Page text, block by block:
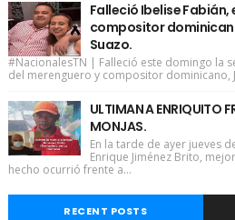
Falleció Ibelise
compositor
Suazo.
#NacionalesTN | Falleció este domingo la
del merenguero y compositor dominicano,
ULTIMAN A ENRIQUITO
MONJAS.
En la tarde de ayer jueves
Enrique Jiménez Brito,
hecho ocurrió frente a...
RECENT POSTS